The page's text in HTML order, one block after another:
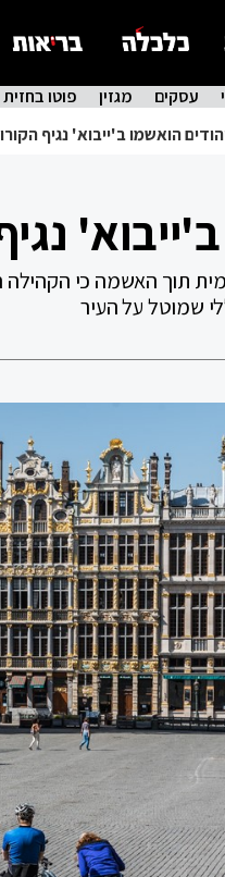
עסקים מגזין פוטו בחזית
הואשמו ב'ייבוא' נגיף
תוך האשמה כי הקהילה
שמוטל על העיר